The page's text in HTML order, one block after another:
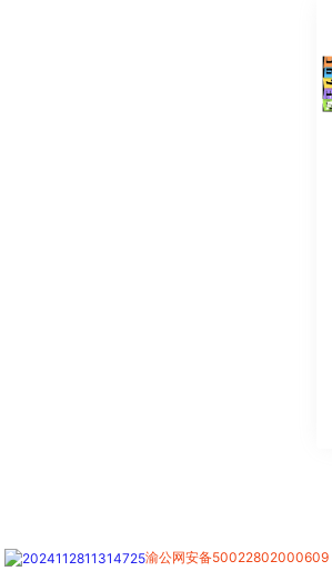
渝公网安备50022802000609